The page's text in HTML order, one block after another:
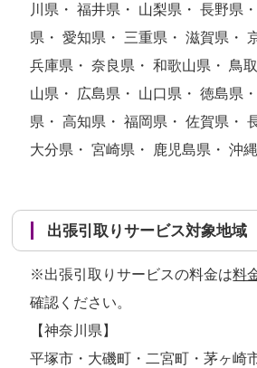
川県・ 福井県・ 山梨県・ 長野県
県・ 愛知県・ 三重県・ 滋賀県・
兵庫県・ 奈良県・ 和歌山県・ 鳥
山県・ 広島県・ 山口県・ 徳島県
県・ 高知県・ 福岡県・ 佐賀県・
大分県・ 宮崎県・ 鹿児島県・ 沖
出張引取りサービス対象地域
※出張引取りサービスの料金は料
確認ください。
【神奈川県】
平塚市・大磯町・二宮町・茅ヶ崎